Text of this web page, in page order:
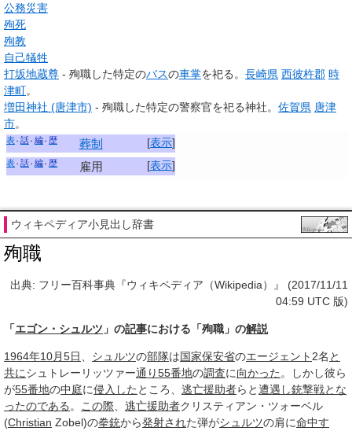
公務災害
殉死
殉教
自己犠牲
打坂地蔵尊 - 殉職した特定のバスの車掌を祀る。 長崎県 西彼杵郡 時
津町。
増田神社 (唐津市) - 殉職した特定の警察官を祀る神社。 佐賀県 唐津
市。
[表示]
表 話 編 歴 葬制
[表示]
表 話 編 歴 雇用
ウィキペディア小見出し辞書
殉職
出典: フリー百科事典『ウィキペディア（Wikipedia）』 (2017/11/11
04:59 UTC 版)
「エゴン・シュルツ 」の記事における「殉職」の解説
1964年10月5日 シュルツの部隊は国家保安省のエージェント 2名 と
共にシュトレーリッツァー通り55番地の調査に向かった 。しかし彼ら
が55番地の中庭に侵入した ところ、 逃亡援助者らと遭遇し銃撃戦とな
ったのである 。 この際 逃亡援助者クリスティアン・ツォーベル
(Christian Zobel)の拳銃から発射された弾がシュルツの肩に命中す